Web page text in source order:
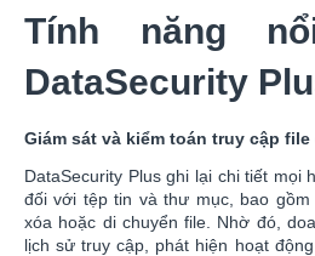
Tính năng
DataSecurity
Giám sát và kiểm toán truy cập file
DataSecurity Plus ghi lại chi tiết mọi
đối với tệp tin và thư mục, bao gồm
xóa hoặc di chuyển file. Nhờ đó,
lịch sử truy cập, phát hiện hoạt